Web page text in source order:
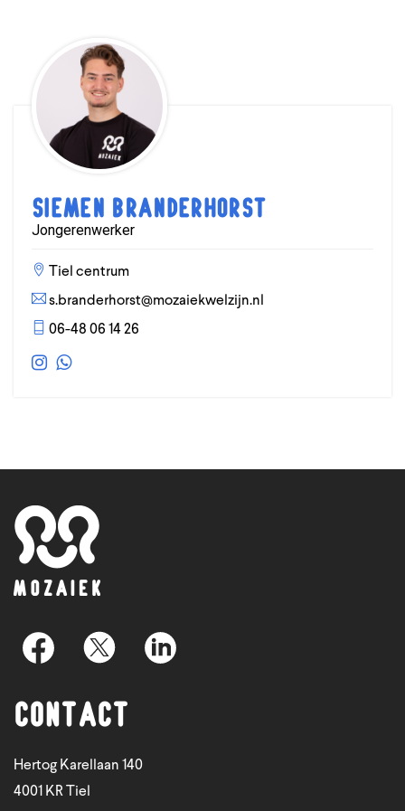
Siemen Branderhorst
Jongerenwerker
Tiel centrum
s.branderhorst@mozaiekwelzijn.nl
06-48 06 14 26
Contact
Hertog Karellaan 140
4001 KR Tiel